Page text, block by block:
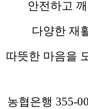
안전하고
다양한 재
따뜻한 마음을
농협은행 355-